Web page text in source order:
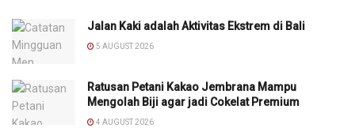
Jalan Kaki adalah Aktivitas Ekstrem di Bali
5 AUGUST 2026
Ratusan Petani Kakao Jembrana Mampu
Mengolah Biji agar jadi Cokelat Premium
4 AUGUST 2026